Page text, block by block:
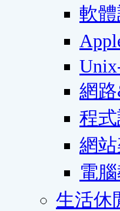
軟
網
程
網
電
生活休